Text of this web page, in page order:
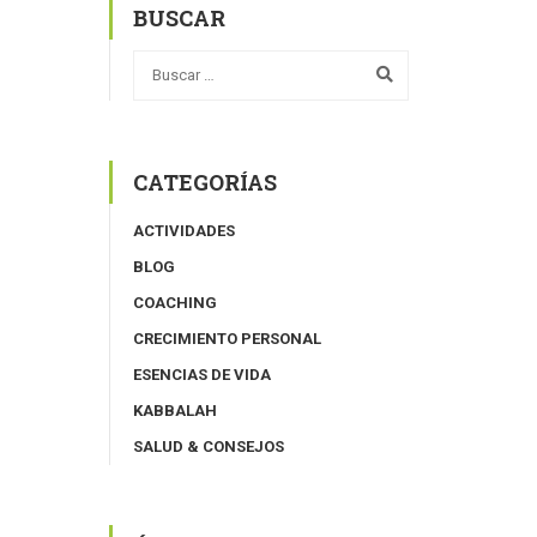
BUSCAR
CATEGORÍAS
ACTIVIDADES
BLOG
COACHING
CRECIMIENTO PERSONAL
ESENCIAS DE VIDA
KABBALAH
SALUD & CONSEJOS